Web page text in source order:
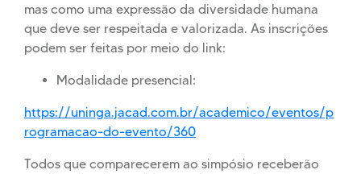
mas como uma expressão da diversidade humana
que deve ser respeitada e valorizada. As inscrições
podem ser feitas por meio do link:
Modalidade presencial:
https://uninga.jacad.com.br/academico/eventos/p
rogramacao-do-evento/360
Todos que comparecerem ao simpósio receberão